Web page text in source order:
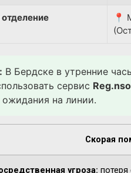
📍
В Бердске в утренние
сервис
на линии.
Скорая
угроза: потеря